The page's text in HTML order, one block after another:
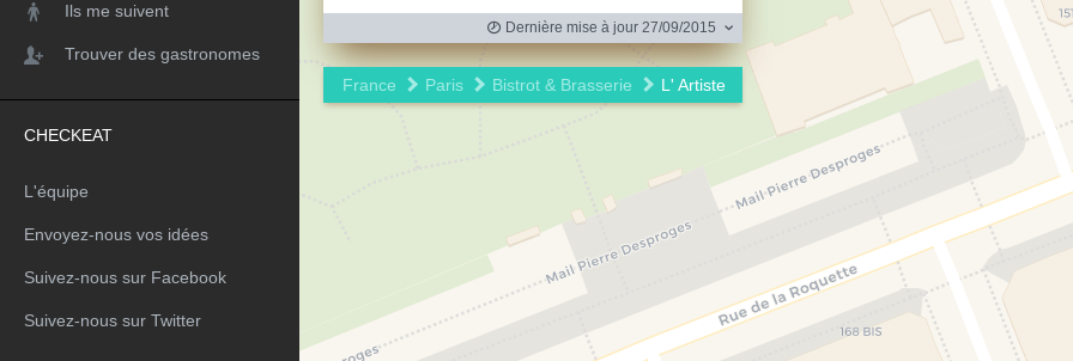
Ils me suivent
Trouver des gastronomes
CHECKEAT
L'équipe
Envoyez-nous vos idées
Suivez-nous sur Facebook
Suivez-nous sur Twitter
Dernière mise à jour 27/09/2015
France Paris Bistrot & Brasserie L' Artiste